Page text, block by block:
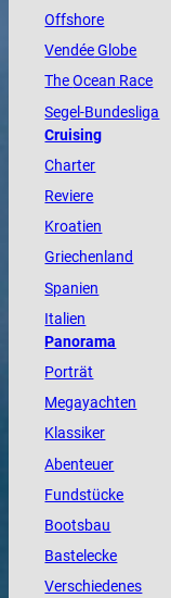
Offshore
VendéeGlobe
TheOcean Race
Segel-Bundesliga
Cruising
Charter
Reviere
Kroatien
Griechenland
Spanien
Italien
Panorama
Porträt
Megayachten
Klassiker
Abenteuer
Fundstücke
Bootsbau
Bastelecke
Verschiedenes